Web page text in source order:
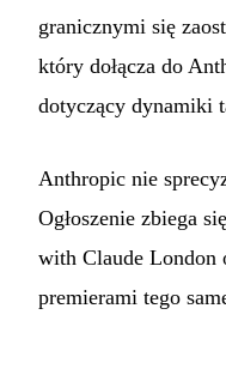
granicznymi się
który dołącza do
dotyczący dynamiki
Anthropic nie
Ogłoszenie zbiega
with Claude London
premierami tego